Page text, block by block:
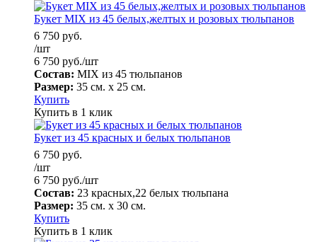
Букет MIX из 45 белых,желтых и розовых тюльпанов
6 750 руб.
/шт
6 750 руб./шт
Состав: MIX из 45 тюльпанов
Размер: 35 см. х 25 см.
Купить
Купить в 1 клик
Букет из 45 красных и белых тюльпанов
6 750 руб.
/шт
6 750 руб./шт
Состав: 23 красных,22 белых тюльпана
Размер: 35 см. х 30 см.
Купить
Купить в 1 клик